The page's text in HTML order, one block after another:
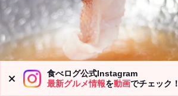
生簀割烹 雅
食べログ公式Instagram
最新グルメ情報を動画でチェック！